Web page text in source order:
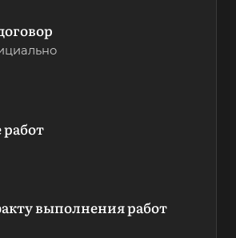
выполнения работ